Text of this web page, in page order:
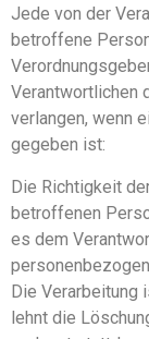
Jede von der
betroffene
Verantwortlichen
verlangen, wenn
gegeben ist:
Die Richtigkeit
betroffenen
es dem
Die Verarbeitung
lehnt die